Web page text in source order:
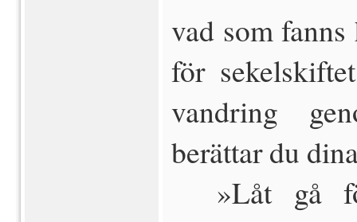
vad som
för
vandring
berättar du
 »Låt gå